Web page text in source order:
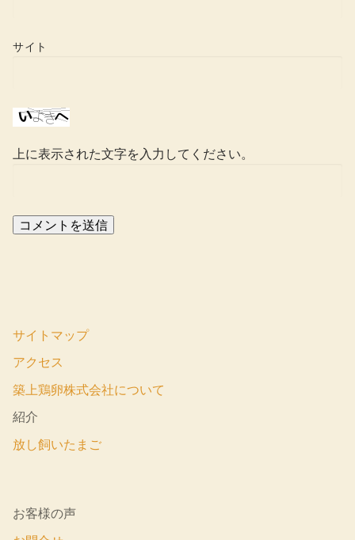
サイト
上に表示された文字を入力してください。
サイトマップ
アクセス
築上鶏卵株式会社について
紹介
放し飼いたまご
お客様の声